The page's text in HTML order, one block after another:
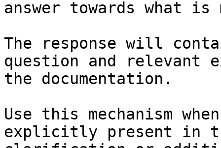
answer towards what
The response will
question and relevant
the documentation.
Use this mechanism
explicitly present in